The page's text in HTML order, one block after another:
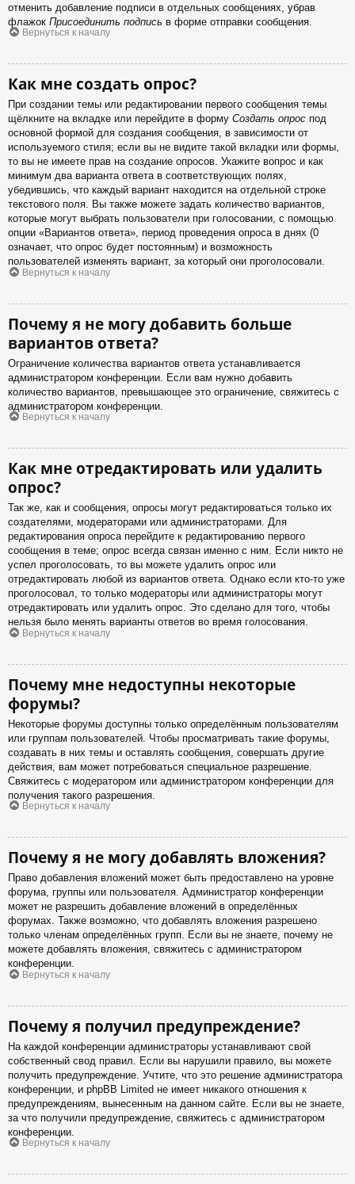
отменить добавление подписи в отдельных сообщениях, убрав
флажок Присоединить подпись в форме отправки сообщения.
Вернуться к началу
Как мне создать опрос?
При создании темы или редактировании первого сообщения темы
щёлкните на вкладке или перейдите в форму Создать опрос под
основной формой для создания сообщения, в зависимости от
используемого стиля; если вы не видите такой вкладки или формы,
то вы не имеете прав на создание опросов. Укажите вопрос и как
минимум два варианта ответа в соответствующих полях,
убедившись, что каждый вариант находится на отдельной строке
текстового поля. Вы также можете задать количество вариантов,
которые могут выбрать пользователи при голосовании, с помощью
опции «Вариантов ответа», период проведения опроса в днях (0
означает, что опрос будет постоянным) и возможность
пользователей изменять вариант, за который они проголосовали.
Вернуться к началу
Почему я не могу добавить больше
вариантов ответа?
Ограничение количества вариантов ответа устанавливается
администратором конференции. Если вам нужно добавить
количество вариантов, превышающее это ограничение, свяжитесь с
администратором конференции.
Вернуться к началу
Как мне отредактировать или удалить
опрос?
Так же, как и сообщения, опросы могут редактироваться только их
создателями, модераторами или администраторами. Для
редактирования опроса перейдите к редактированию первого
сообщения в теме; опрос всегда связан именно с ним. Если никто не
успел проголосовать, то вы можете удалить опрос или
отредактировать любой из вариантов ответа. Однако если кто-то уже
проголосовал, то только модераторы или администраторы могут
отредактировать или удалить опрос. Это сделано для того, чтобы
нельзя было менять варианты ответов во время голосования.
Вернуться к началу
Почему мне недоступны некоторые
форумы?
Некоторые форумы доступны только определённым пользователям
или группам пользователей. Чтобы просматривать такие форумы,
создавать в них темы и оставлять сообщения, совершать другие
действия, вам может потребоваться специальное разрешение.
Свяжитесь с модератором или администратором конференции для
получения такого разрешения.
Вернуться к началу
Почему я не могу добавлять вложения?
Право добавления вложений может быть предоставлено на уровне
форума, группы или пользователя. Администратор конференции
может не разрешить добавление вложений в определённых
форумах. Также возможно, что добавлять вложения разрешено
только членам определённых групп. Если вы не знаете, почему не
можете добавлять вложения, свяжитесь с администратором
конференции.
Вернуться к началу
Почему я получил предупреждение?
На каждой конференции администраторы устанавливают свой
собственный свод правил. Если вы нарушили правило, вы можете
получить предупреждение. Учтите, что это решение администратора
конференции, и phpBB Limited не имеет никакого отношения к
предупреждениям, вынесенным на данном сайте. Если вы не знаете,
за что получили предупреждение, свяжитесь с администратором
конференции.
Вернуться к началу